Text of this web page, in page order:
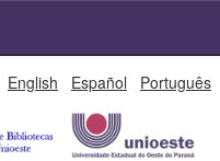
English Español Português